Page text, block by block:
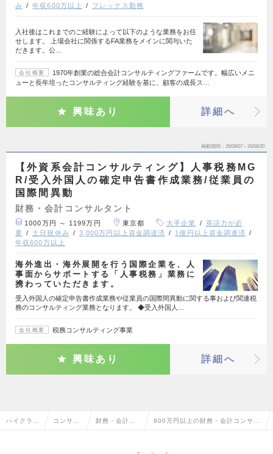
み
年収600万以上 フレックス勤務
入社後はこれまでのご経験によって以下のような業務をお任
せします。 上場会社に関係するFA業務をメインに関与いた
だきます。公…
会社概要
1970年創業の総合会計コンサルティングファームです。幅広いメニ
ューと長年培ったコンサルティング経験を基に、顧客の成長ス…
興味あり 詳細へ
掲載期間 26/08/07～26/08/20
【外資系会計コンサルティング】人事税務MG
R/受入外国人の確定申告書作成業務/従業員の
国際間異動
財務・会計コンサルタント
1000万円 ～ 1199万円 東京都 大手企業
英語力が必
要
土日祝休み 3,000万円以上資金調達済
1億円以上資金調達済
年収600万以上
海外進出・海外展開を行う国際企業を、人
事面からサポートする「人事税務」業務に
携わっていただきます。
受入外国人の確定申告書作成業務や従業員の国際間異動に関する事および関連税
務のコンサルティング業務となります。 ◆受入外国人…
会社概要 税務コンサルティング事業
興味あり 詳細へ
ハイクラス コンサル 財務・会計コ 800万円以上の財務・会計コンサル